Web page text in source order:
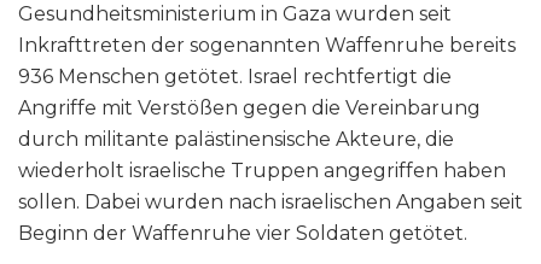
Gesundheitsministerium in Gaza wurden seit
Inkrafttreten der sogenannten Waffenruhe bereits
936 Menschen getötet. Israel rechtfertigt die
Angriffe mit Verstößen gegen die Vereinbarung
durch militante palästinensische Akteure, die
wiederholt israelische Truppen angegriffen haben
sollen. Dabei wurden nach israelischen Angaben seit
Beginn der Waffenruhe vier Soldaten getötet.